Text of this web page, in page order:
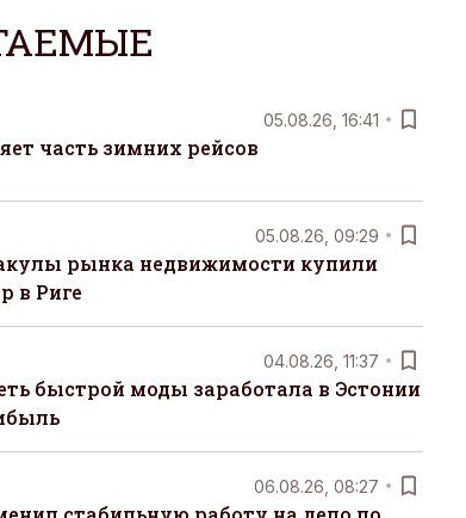
05.08.26, 16:41
часть зимних рейсов
05.08.26, 09:29
рынка недвижимости купили
в Риге
04.08.26, 11:37
быстрой моды заработала в Эстонии
06.08.26, 08:27